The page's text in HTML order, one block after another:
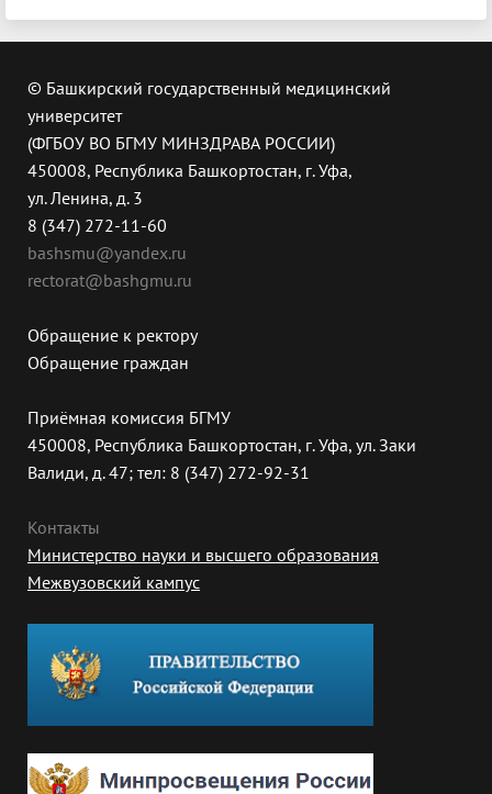
© Башкирский государственный медицинский
университет
(ФГБОУ ВО БГМУ МИНЗДРАВА РОССИИ)
450008, Республика Башкортостан, г. Уфа,
ул. Ленина, д. 3
8 (347) 272-11-60
bashsmu@yandex.ru
rectorat@bashgmu.ru
Обращение к ректору
Обращение граждан
Приёмная комиссия БГМУ
450008, Республика Башкортостан, г. Уфа, ул. Заки
Валиди, д. 47; тел: 8 (347) 272-92-31
Контакты
Министерство науки и высшего образования
Межвузовский кампус